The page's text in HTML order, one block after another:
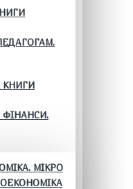
КНИГИ
ФІНАНСИ.
МІКРО